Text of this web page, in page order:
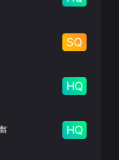
SQ
HQ
HQ